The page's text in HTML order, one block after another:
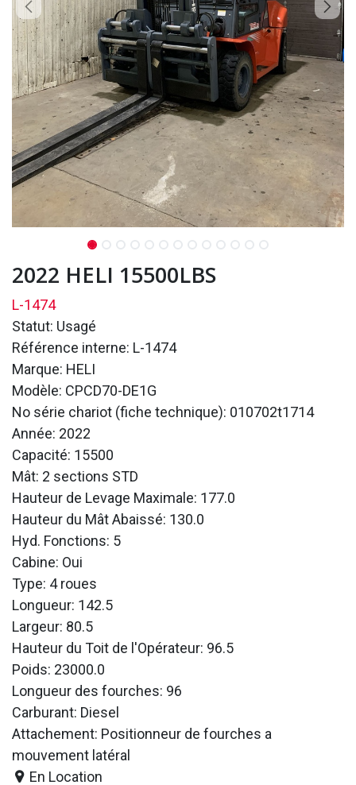
2022 HELI 15500LBS
L-1474
Statut: Usagé
Référence interne: L-1474
Marque: HELI
Modèle: CPCD70-DE1G
No série chariot (fiche technique): 010702t1714
Année: 2022
Capacité: 15500
Mât: 2 sections STD
Hauteur de Levage Maximale: 177.0
Hauteur du Mât Abaissé: 130.0
Hyd. Fonctions: 5
Cabine: Oui
Type: 4 roues
Longueur: 142.5
Largeur: 80.5
Hauteur du Toit de l'Opérateur: 96.5
Poids: 23000.0
Longueur des fourches: 96
Carburant: Diesel
Attachement: Positionneur de fourches a
mouvement latéral
En Location